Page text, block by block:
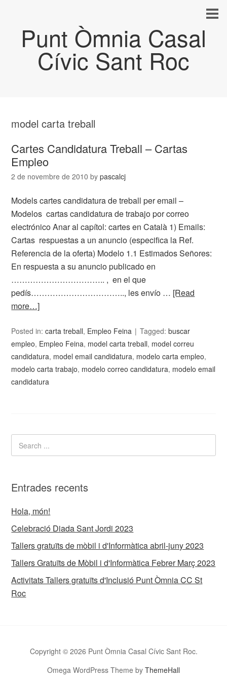
Punt Òmnia Casal
Cívic Sant Roc
model carta treball
Cartes Candidatura Treball – Cartas
Empleo
2 de novembre de 2010 bypascalcj
Models cartes candidatura de treball per email –
Modelos cartas candidatura de trabajo por correo
electrónico Anar al capítol: cartes en Català 1) Emails:
Cartas respuestas a un anuncio (especifica la Ref.
Referencia de la oferta) Modelo 1.1 Estimados Señores:
En respuesta a su anuncio publicado en
…………………………….. , en el que
pedís…………………………….., les envío … [Read
more…]
Posted in:carta treball, Empleo Feina Tagged:buscar
empleo, Empleo Feina, model carta treball, model correu
candidatura, model email candidatura, modelo carta empleo,
modelo carta trabajo, modelo correo candidatura, modelo email
candidatura
Entrades recents
Hola, món!
Celebració Diada Sant Jordi 2023
Tallers gratuïts de mòbil i d'Informàtica abril-juny 2023
Tallers Gratuïts de Mòbil i d'Informàtica Febrer Març 2023
Activitats Tallers gratuïts d'Inclusió Punt Òmnia CC St
Roc
Copyright © 2026 Punt Òmnia Casal Cívic Sant Roc.
Omega WordPress Theme by ThemeHall